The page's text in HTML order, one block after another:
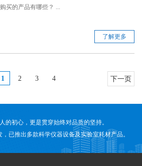
买的产品有哪些？ ...
了解更多
1 2 3 4 下一页
的初心，更是贯穿始终对品质的坚持。
已推出多款科学仪器设备及实验室耗材产品。